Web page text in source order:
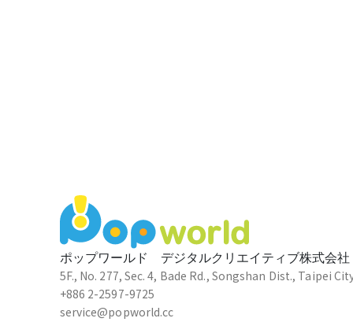
ポップワールド デジタルクリエイティブ株式会社
5F., No. 277, Sec. 4, Bade Rd., Songshan Dist., Taipei
+886 2-2597-9725
service@popworld.cc